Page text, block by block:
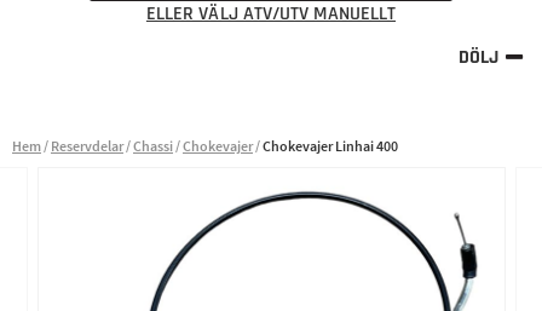
ELLER VÄLJ ATV/UTV MANUELLT
DÖLJ
Hem Reservdelar Chassi Chokevajer Chokevajer Linhai 400